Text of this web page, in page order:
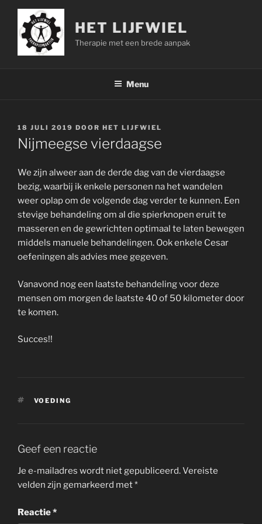
inhoud
HET LIJFWIEL
Therapie met een brede aanpak
Menu
GEPLAATST
OP
18 JULI 2019 DOOR HET LIJFWIEL
Nijmeegse vierdaagse
We zijn alweer aan de derde dag van de vierdaagse
bezig, waarbij ik enkele personen na het wandelen
weer oplap om de volgende dag verder te kunnen. Een
stevige behandeling om al die spierknopen eruit te
masseren en de gewrichten optimaal te laten bewegen
middels manuele behandelingen. Ook enkele Cesar
oefeningen als advies mee gegeven.
Vanavond nog een laatste behandeling voor deze
mensen om morgen de laatste 40 of 50 kilometer door
te komen.
Succes!!
TAGS
VOEDING
Geef een reactie
Je e-mailadres wordt niet gepubliceerd.Vereiste
velden zijn gemarkeerd met*
Reactie*